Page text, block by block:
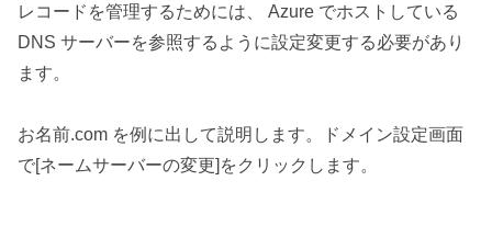
レコードを管理するためには、 Azure でホストしている
DNS サーバーを参照するように設定変更する必要があり
ます。
お名前.com を例に出して説明します。ドメイン設定画面
で[ネームサーバーの変更]をクリックします。